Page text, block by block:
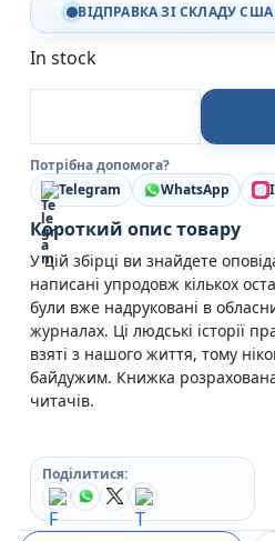
ВІДПРАВКА ЗІ СКЛАДУ
In stock
Нерівний шлюб :
Потрібна допомога?
Telegram
WhatsApp
Короткий опис товару
У цій збірці ви знайдете
написані упродовж кількох
були вже надруковані в
журналах. Ці людські історії
взяті з нашого життя, тому
байдужим. Книжка
читачів.
Поділитися: